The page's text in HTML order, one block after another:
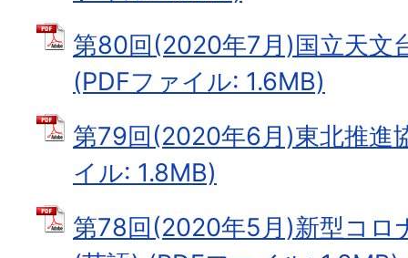
第80回(2020年7月)国立天文
(PDFファイル: 1.6MB)
第79回(2020年6月)東北推進
イル: 1.8MB)
第78回(2020年5月)新型コロ